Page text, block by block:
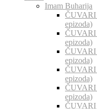
Imam Buharija
ČUVARI
epizoda)
ČUVARI
epizoda)
ČUVARI
epizoda)
ČUVARI
epizoda)
ČUVARI
epizoda)
ČUVARI